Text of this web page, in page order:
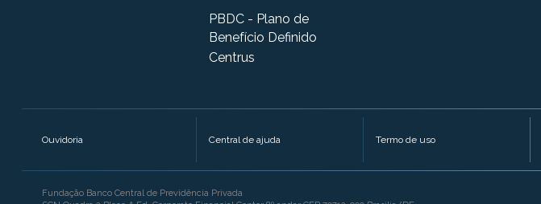
PBDC - Plano de
Benefício Definido
Centrus
Ouvidoria Central de ajuda Termo de uso
Fundação Banco Central de Previdência Privada